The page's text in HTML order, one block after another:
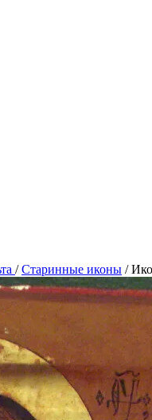
/ Старинные иконы /